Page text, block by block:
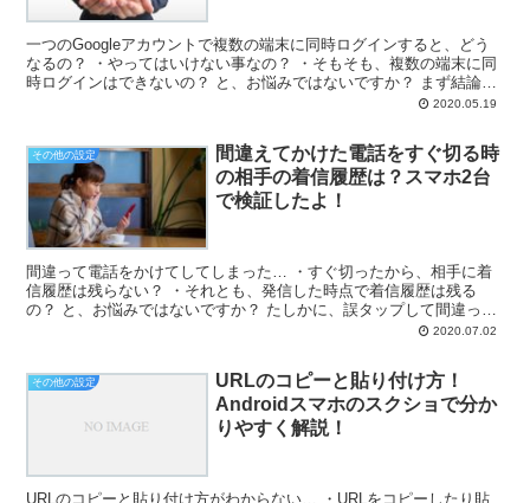
一つのGoogleアカウントで複数の端末に同時ログインすると、どう
なるの？ ・やってはいけない事なの？ ・そもそも、複数の端末に同
時ログインはできないの？ と、お悩みではないですか？ まず結論か
2020.05.19
その他の設定
間違えてかけた電話をすぐ切る時
の相手の着信履歴は？スマホ2台
で検証したよ！
間違って電話をかけてしてしまった… ・すぐ切ったから、相手に着
信履歴は残らない？ ・それとも、発信した時点で着信履歴は残る
の？ と、お悩みではないですか？ たしかに、誤タップして間違って
電話をかけてしまった…ってスマホの「あるある」ですよね...2020.07.02
その他の設定
URLのコピーと貼り付け方！
Androidスマホのスクショで分か
りやすく解説！
URLのコピーと貼り付け方がわからない… ・URLをコピーしたり貼